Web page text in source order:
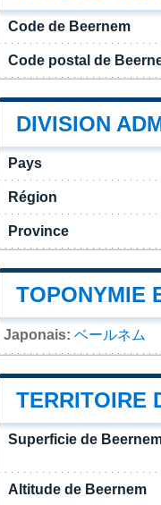
Code de Beernem
Code postal de
DIVISION
Pays
Région
Province
TOPONYMIE
Japonais: ベールネム
TERRITOIRE
Superficie de
Altitude de Beernem